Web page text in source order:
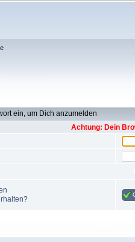
ein, um Dich anzumelden
Achtung: Dein